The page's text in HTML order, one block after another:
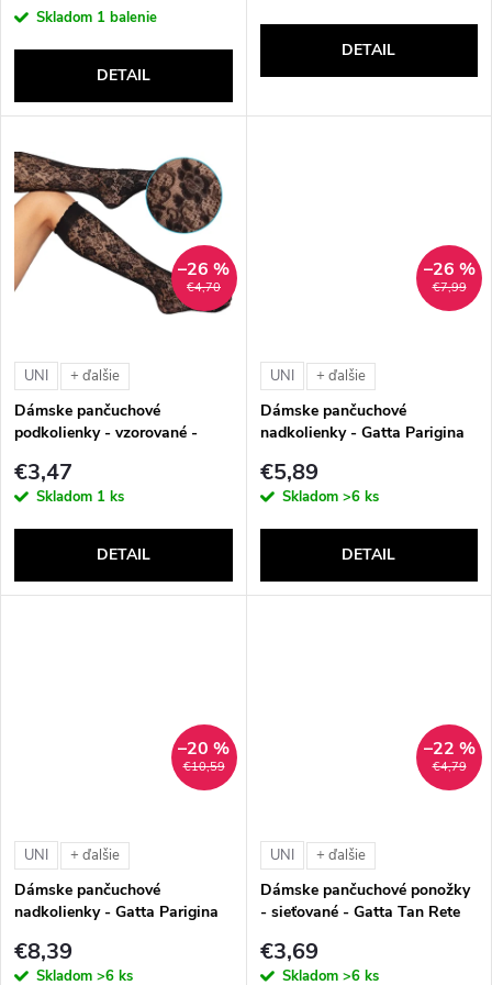
o
d
u
k
t
v
o
u
k
t
o
v
cena:Skladom 1 balenie
DETAIL
DETAIL
€4,70
–26 %
UNI + ďalšie
Dámske pančuchové
podkolienky - vzorované -
DEN)
€3,47
Skladom 1 ks
DETAIL
€7,99
–26 %
UNI + ďalšie
Dámske pančuchové
nadkolienky - Gatta Parigina
€5,89
Skladom >6 ks
DETAIL
€10,59
–20 %
UNI + ďalšie
Dámske pančuchové
nadkolienky - Gatta Parigina
€8,39
Skladom >6 ks
€4,79
–22 %
UNI + ďalšie
Dámske pančuchové ponožky
- sieťované - Gatta Tan Rete
€3,69
Skladom >6 ks